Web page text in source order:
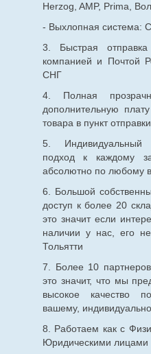
Herzog, AMP, Prima,
- Выхлопная система:
3. Быстрая отправка
компанией и Почтой
СНГ
4. Полная
дополнительную
товара в пункт отправки
5. Индивидуальный
подход к каждому
абсолютно по любому
6. Большой
доступ к более 20
это значит если
наличии у нас, его
Тольятти
7. Более 10
это значит, что мы
высокое качество
вашему,
8. Работаем как с
Юридическими лицами